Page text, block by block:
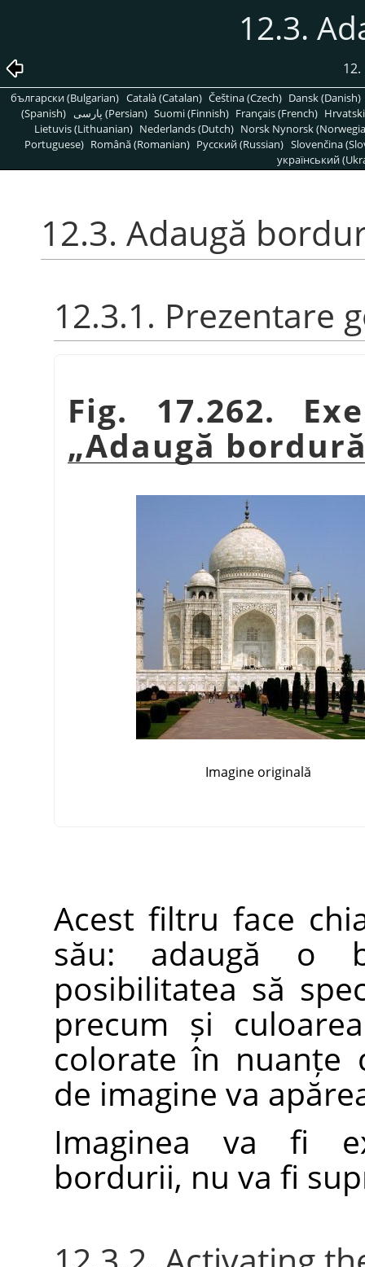
12.3.
български (Bulgarian) Català (Catalan) Čeština (Czech) Dansk (Danish)
(Spanish)
پارسی (Persian) Suomi (Finnish) Français (French)
Lietuvis (Lithuanian) Nederlands (Dutch) Norsk Nynorsk
Portuguese) Română (Romanian) Pусский (Russian) Slovenčina
український
12.3. Adaugă
12.3.1. Prezentare
Fig. 17.262.
„Adaugă
Imagine originală
Acest filtru face
său: adaugă o
posibilitatea să
precum și
colorate în nuanțe
de imagine va
Imaginea va fi
bordurii, nu va fi